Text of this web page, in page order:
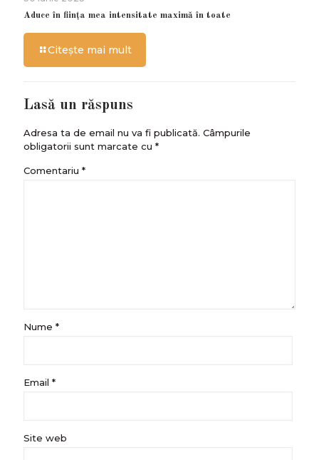
Aduce în ființa mea intensitate maximă în toate
Citește mai mult
Lasă un răspuns
Adresa ta de email nu va fi publicată. Câmpurile
obligatorii sunt marcate cu *
Comentariu *
Nume *
Email *
Site web